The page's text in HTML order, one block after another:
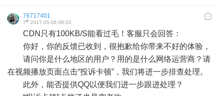
76717401
7# 2017-05-06 08:03
CDN只有100KB/S能看过毛！客服只会回答：
你好，你的反馈已收到，很抱歉给你带来不好的体验，
请问你是什么地区的用户？用的是什么网络运营商？请
在视频播放页面点击“投诉卡顿”，我们将进一步排查处理。
此外，能否提供QQ以便我们进一步跟进处理？